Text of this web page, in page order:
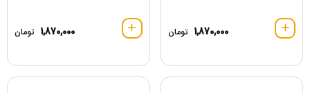
1,870,000 تومان 1,870,000 تومان